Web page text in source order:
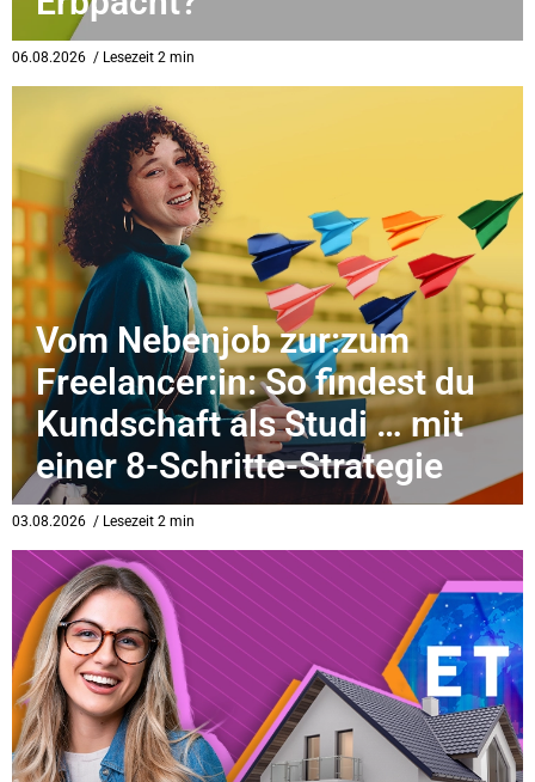
06.08.2026 / Lesezeit 2 min
Vom Nebenjob zur:zum
Freelancer:in: So findest du
Kundschaft als Studi … mit
einer 8-Schritte-Strategie
03.08.2026 / Lesezeit 2 min